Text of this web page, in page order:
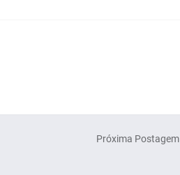
Próxima Postagem